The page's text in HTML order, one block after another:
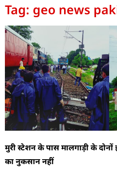
Tag: geo news
मुरी स्टेशन के पास मालगाड़ी के दोनों
का नुकसान नहीं